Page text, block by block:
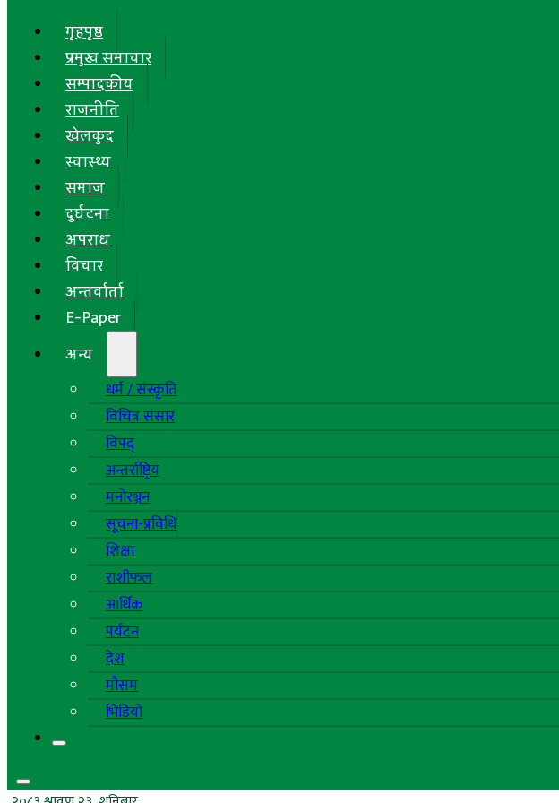
गृहपृष्ठ
प्रमुख समाचार
सम्पादकीय
राजनीति
खेलकुद
स्वास्थ्य
समाज
दुर्घटना
अपराध
विचार
अन्तर्वार्ता
E-Paper
अन्य
धर्म / संस्कृति
विचित्र संसार
विपद्
अन्तर्राष्ट्रिय
मनोरञ्जन
सूचना-प्रविधि
शिक्षा
राशीफल
आर्थिक
पर्यटन
देश
मौसम
भिडियो